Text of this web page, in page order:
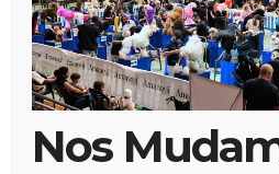
Nos